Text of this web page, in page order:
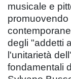
musicale e
degli "addetti
l'unitarietà
fondamentali